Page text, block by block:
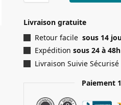
Livraison gratuite
Retour facilesous 14
Expédition sous 24 à 48h
Livraison Suivie Sécurisé
Paiement